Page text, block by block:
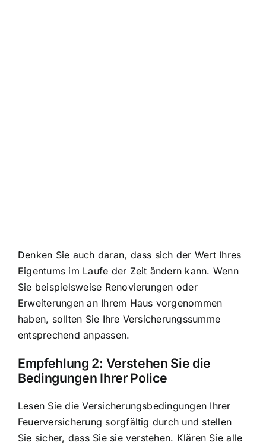
Denken Sie auch daran, dass sich der Wert Ihres
Eigentums im Laufe der Zeit ändern kann. Wenn
Sie beispielsweise Renovierungen oder
Erweiterungen an Ihrem Haus vorgenommen
haben, sollten Sie Ihre Versicherungssumme
entsprechend anpassen.
Empfehlung 2: Verstehen Sie die
Bedingungen Ihrer Police
Lesen Sie dieVersicherungsbedingungen Ihrer
Feuerversicherung sorgfältig durch und stellen
Sie sicher, dass Sie sie verstehen. Klären Sie alle